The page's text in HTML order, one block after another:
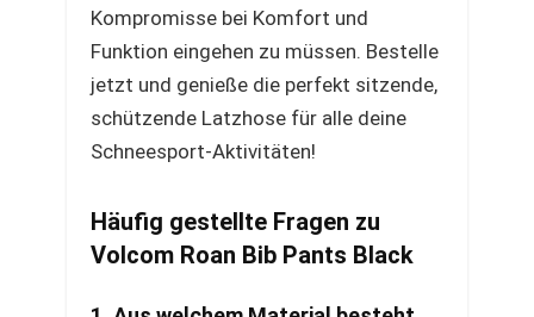
Kompromisse bei Komfort und
Funktion eingehen zu müssen. Bestelle
jetzt und genieße die perfekt sitzende,
schützende Latzhose für alle deine
Schneesport-Aktivitäten!
Häufig gestellte Fragen zu
Volcom Roan Bib Pants Black